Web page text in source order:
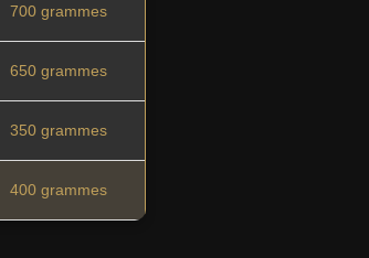
700 grammes
650 grammes
350 grammes
400 grammes